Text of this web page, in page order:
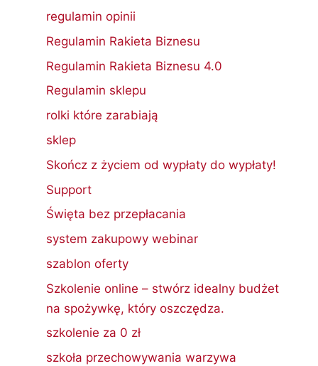
regulamin opinii
Regulamin Rakieta Biznesu
Regulamin Rakieta Biznesu 4.0
Regulamin sklepu
rolki które zarabiają
sklep
Skończ z życiem od wypłaty do wypłaty!
Support
Święta bez przepłacania
system zakupowy webinar
szablon oferty
Szkolenie online – stwórz idealny budżet
na spożywkę, który oszczędza.
szkolenie za 0 zł
szkoła przechowywania warzywa